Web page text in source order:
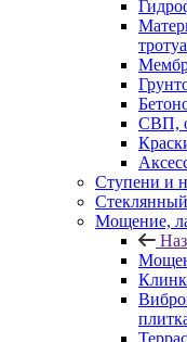
СВП,
Ступени и
Мощение,